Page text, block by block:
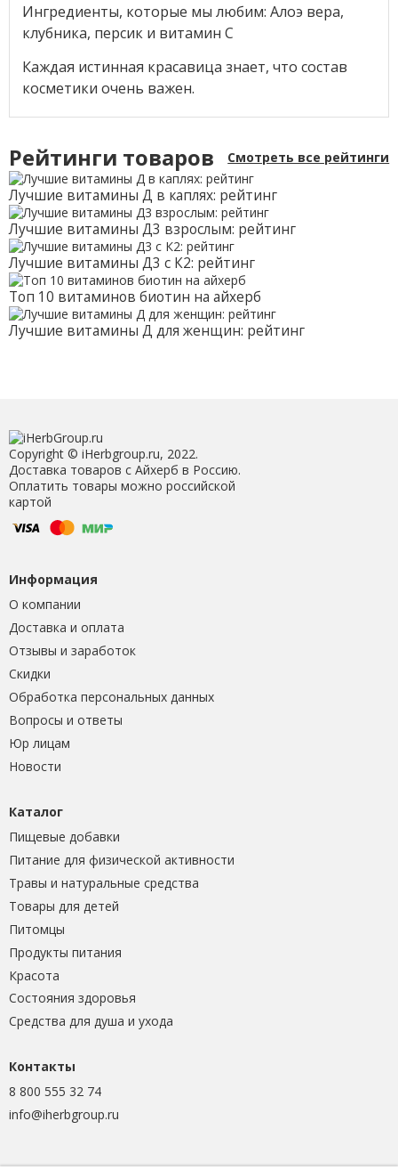
Ингредиенты, которые мы любим: Алоэ вера,
клубника, персик и витамин С
Каждая истинная красавица знает, что состав
косметики очень важен.
Рейтинги товаров Смотреть все рейтинги
Лучшие витамины Д в каплях: рейтинг
Лучшие витамины Д3 взрослым: рейтинг
Лучшие витамины Д3 с К2: рейтинг
Топ 10 витаминов биотин на айхерб
Лучшие витамины Д для женщин: рейтинг
Copyright © iHerbgroup.ru, 2022.
Доставка товаров с Айхерб в Россию.
Оплатить товары можно российской
картой
Информация
О компании
Доставка и оплата
Отзывы и заработок
Скидки
Обработка персональных данных
Вопросы и ответы
Юр лицам
Новости
Каталог
Пищевые добавки
Питание для физической активности
Травы и натуральные средства
Товары для детей
Питомцы
Продукты питания
Красота
Состояния здоровья
Средства для душа и ухода
Контакты
8 800 555 32 74
info@iherbgroup.ru